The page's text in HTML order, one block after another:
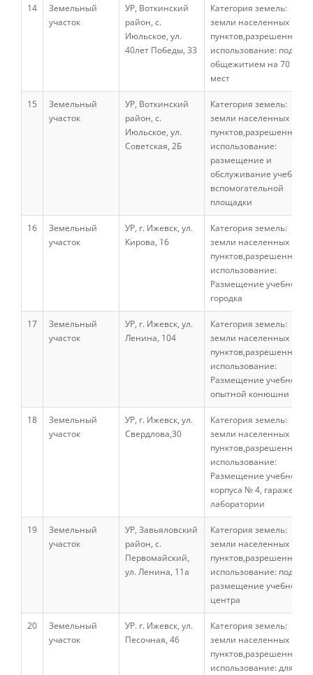
Список публикаций
Центр довузовского образования
Рабочие программы
Центр ускоренного обучения (высшее
на базе СПО, второе высшее)
История центра
Направления бакалавриата и
специалитета (второе высшее)
Прием документов
14
Земельный
участок
УР, Воткинский
район, с.
Июльское, ул.
40лет Победы, 33
Категория земель:
земли населенных
пунктов,разрешенное
использование: под
общежитием на 70
мест
15
Земельный
участок
УР, Воткинский
район, с.
Июльское, ул.
Советская, 2Б
Категория земель:
земли населенных
пунктов,разрешенное
использование:
размещение и
обслуживание учебно-
вспомогательной
площадки
16
Земельный
участок
УР, г. Ижевск, ул.
Кирова, 16
Категория земель:
земли населенных
пунктов,разрешенное
использование:
Размещение учебного
городка
17
Земельный
участок
УР, г. Ижевск, ул.
Ленина, 104
Категория земель:
земли населенных
пунктов,разрешенное
использование:
Размещение учебно-
опытной конюшни
18
Земельный
участок
УР, г. Ижевск, ул.
Свердлова,30
Категория земель:
земли населенных
пунктов,разрешенное
использование:
Размещение учебного
корпуса № 4, гаражей,
лаборатории
19
Земельный
участок
УР, Завьяловский
район, с.
Первомайский,
ул. Ленина, 11а
Категория земель:
земли населенных
пунктов,разрешенное
использование: под
размещение учебного
центра
20
Земельный
участок
УР. г. Ижевск, ул.
Песочная, 46
Категория земель:
земли населенных
пунктов,разрешенное
использование: для